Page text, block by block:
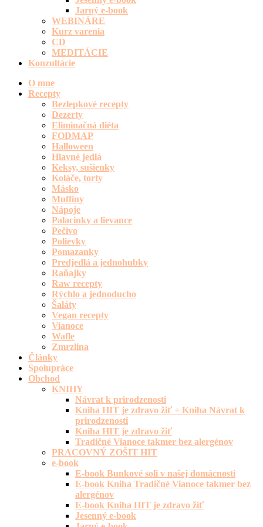
Jarný e-book
WEBINÁRE
Kurz varenia
CD
MEDITÁCIE
Konzultácie
O mne
Recepty
Bezlepkové recepty
Dezerty
Eliminačná diéta
FODMAP
Halloween
Hlavné jedlá
Keksy, sušienky
Koláče, torty
Mäsko
Muffiny
Nápoje
Palacinky a lievance
Pečivo
Polievky
Pomazanky
Predjedlá a jednohubky
Raňajky
Raw recepty
Rýchlo a jednoducho
Šaláty
Vegan recepty
Vianoce
Wafle
Zmrzlina
Články
Spolupráce
Obchod
KNIHY
Návrat k prirodzenosti
Kniha HIT je zdravo žiť + Kniha Návrat k
prirodzenosti
Kniha HIT je zdravo žiť
Tradičné Vianoce takmer bez alergénov
PRACOVNÝ ZOŠIT HIT
e-book
E-book Bunkové soli v našej domácnosti
E-book Kniha Tradičné Vianoce takmer bez
alergénov
E-book Kniha HIT je zdravo žiť
Jesenný e-book